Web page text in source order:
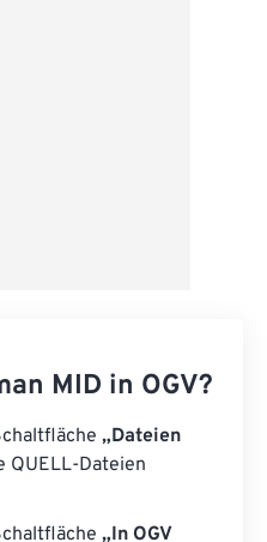
MID in OGV?
„Dateien
QUELL-Dateien
„In OGV